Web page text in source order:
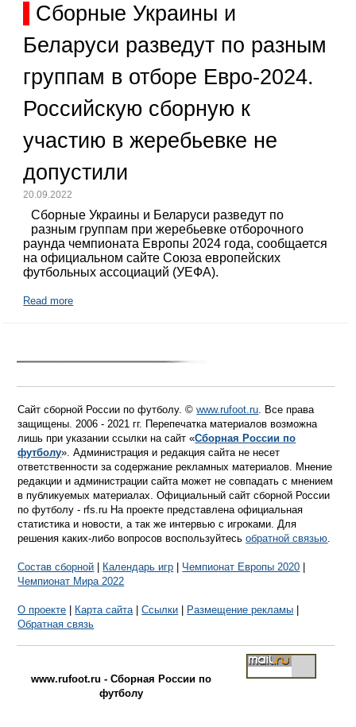
Сборные Украины и
Беларуси разведут по разным
группам в отборе Евро-2024.
Российскую сборную к
участию в жеребьевке не
допустили
20.09.2022
Сборные Украины и Беларуси разведут по
разным группам при жеребьевке отборочного
раунда чемпионата Европы 2024 года, сообщается
на официальном сайте Союза европейских
футбольных ассоциаций (УЕФА).
Read more
Сайт сборной России по футболу. ©www.rufoot.ru. Все права
защищены. 2006 - 2021 гг. Перепечатка материалов возможна
лишь при указании ссылки на сайт «Сборная России по
футболу». Администрация и редакция сайта не несет
ответственности за содержание рекламных материалов. Мнение
редакции и администрации сайта может не совпадать с мнением
в публикуемых материалах. Официальный сайт сборной России
по футболу - rfs.ru На проекте представлена официальная
статистика и новости, а так же интервью с игроками. Для
решения каких-либо вопросов воспользуйтесьобратной связью.
Состав сборной Календарь игр Чемпионат Европы 2020
Чемпионат Мира 2022
О проекте Карта сайта|Ссылки Размещение рекламы
Обратная связь
www.rufoot.ru - Сборная России по
футболу